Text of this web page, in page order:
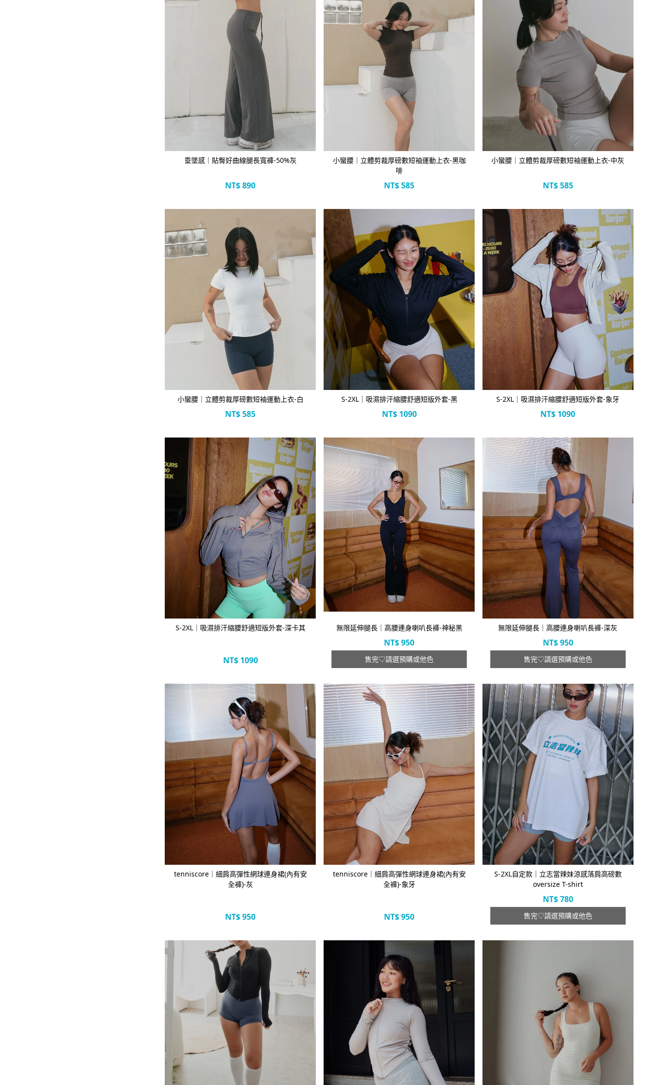
立即選購
垂墜感｜貼臀好曲線腿長寬褲-50%灰
NT$890
立即選購
小蠻腰｜立體剪裁厚磅數短袖運動上衣-黑咖
啡
NT$585
立即選購
小蠻腰｜立體剪裁厚磅數短袖運動上衣-中灰
NT$585
立即選購
小蠻腰｜立體剪裁厚磅數短袖運動上衣-白
NT$585
立即選購
S-2XL｜吸濕排汗縮腰舒適短版外套-黑
NT$1090
立即選購
S-2XL｜吸濕排汗縮腰舒適短版外套-象牙
NT$ 1090
立即選購
S-2XL｜吸濕排汗縮腰舒適短版外套-深卡其
NT$1090
無限延伸腿長｜高腰連身喇叭長褲-神秘黑
NT$950
售完♡請選預購或他色
無限延伸腿長｜高腰連身喇叭長褲-深灰
NT$950
售完♡請選預購或他色
立即選購
tenniscore｜細肩高彈性網球連身裙(內有安
全褲)-灰
NT$950
tenniscore｜細肩高彈性網球連身裙(內有安
全褲)-象牙
NT$950
S-2XL自定款｜立志當辣妹涼感落肩高磅數
oversize T-shirt
NT$780
售完♡請選預購或他色